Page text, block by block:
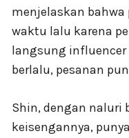
menjelaskan bahwa
waktu lalu karena
langsung
berlalu, pesanan
Shin, dengan naluri
keisengannya,